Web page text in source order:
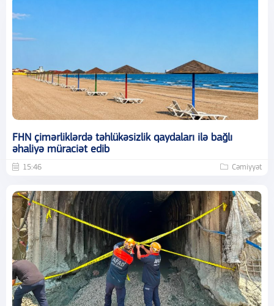
FHN çimərliklərdə təhlükəsizlik qaydaları ilə bağlı
əhaliyə müraciət edib
15:46 Cəmiyyət